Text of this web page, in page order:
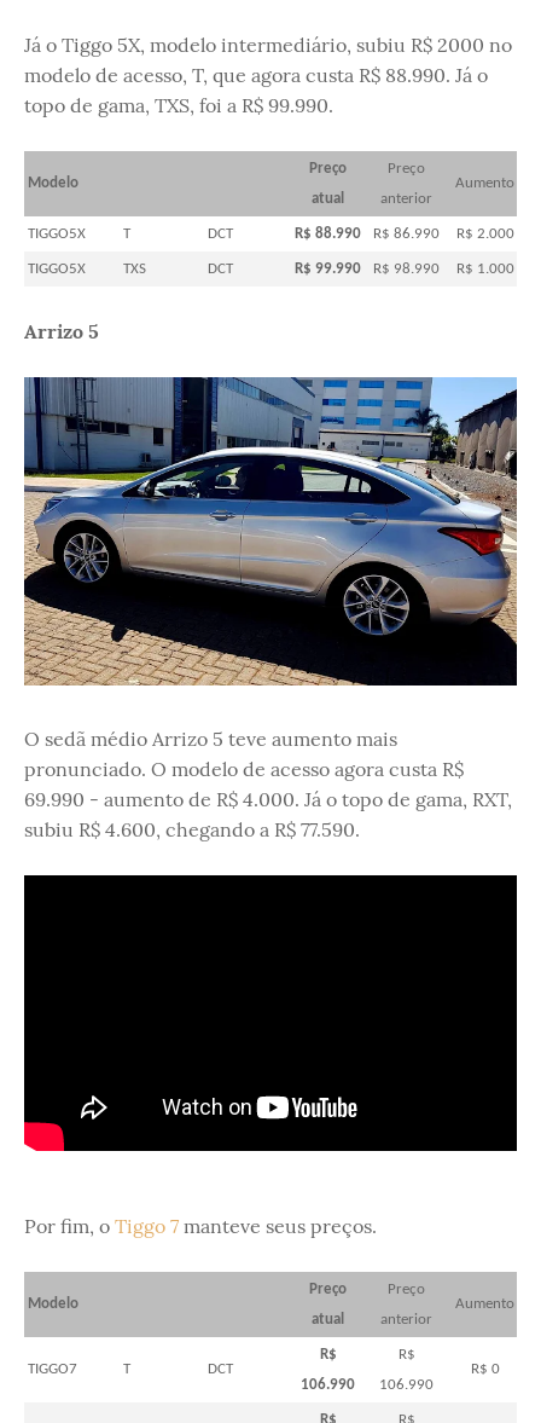
Já o Tiggo 5X, modelo intermediário, subiu R$ 2000 no
modelo de acesso, T, que agora custa R$ 88.990. Já o
topo de gama, TXS, foi a R$ 99.990.
Modelo
Preço
atual
Preço
anterior
Aumento
TIGGO5X T DCT R$ 88.990 R$ 86.990 R$ 2.000
TIGGO5X TXS DCT R$ 99.990 R$ 98.990 R$ 1.000
Arrizo 5
O sedã médio Arrizo 5 teve aumento mais
pronunciado. O modelo de acesso agora custa R$
69.990 - aumento de R$ 4.000. Já o topo de gama, RXT,
subiu R$ 4.600, chegando a R$ 77.590.
Por fim, o Tiggo 7 manteve seus preços.
Modelo
Preço
atual
Preço
anterior
Aumento
TIGGO7 T DCT
R$
106.990
R$
106.990
R$ 0